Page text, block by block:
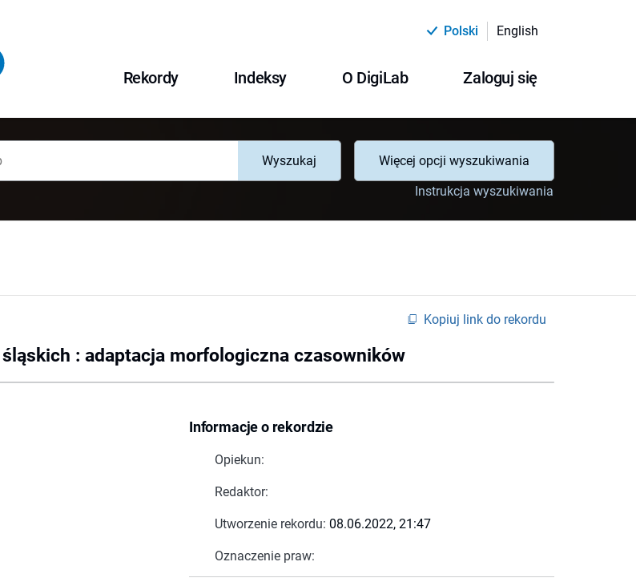
Polski English
Rekordy Indeksy O DigiLab Zaloguj się
Wyszukaj
Więcej opcji wyszukiwania
Instrukcja wyszukiwania
Kopiuj link do rekordu
: adaptacja morfologiczna czasowników
Informacje o rekordzie
Opiekun:
Redaktor:
Utworzenie rekordu: 08.06.2022, 21:47
Oznaczenie praw: